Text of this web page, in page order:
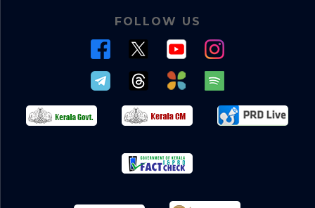
FOLLOW US